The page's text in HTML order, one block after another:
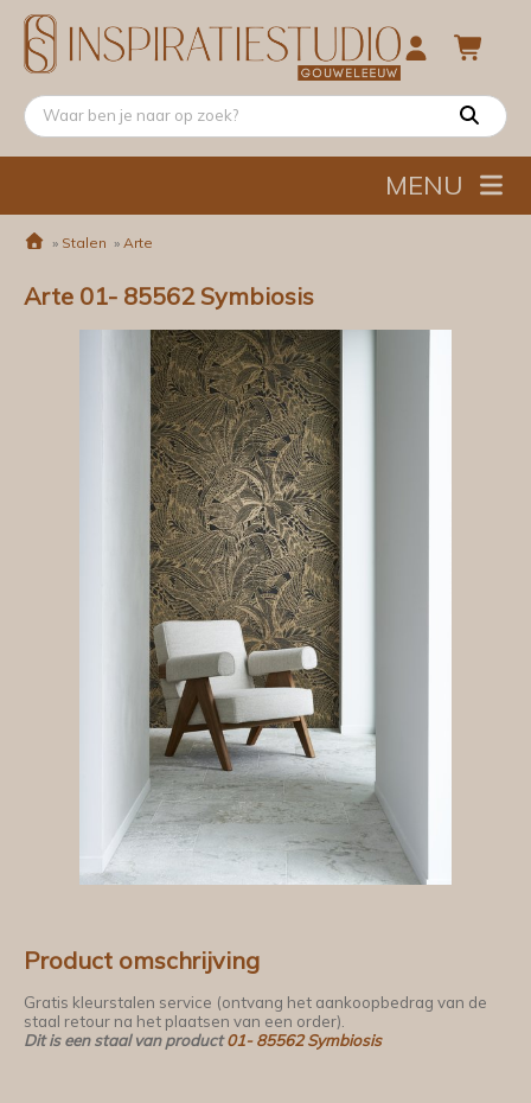
MENU
» Stalen » Arte
Arte 01- 85562 Symbiosis
Product omschrijving
Gratis kleurstalen service (ontvang het aankoopbedrag van de
staal retour na het plaatsen van een order).
Dit is een staal van product01- 85562 Symbiosis